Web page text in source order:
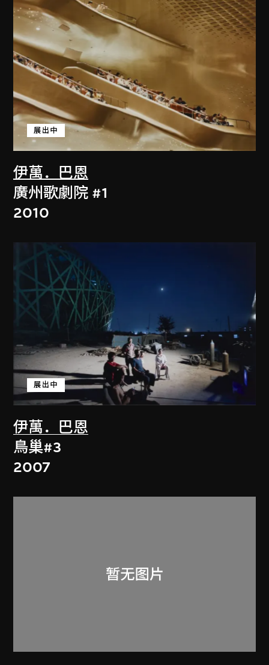
伊萬．巴恩
展出中
廣州歌劇院 #1
2010
伊萬．巴恩
展出中
鳥巢#3
2007